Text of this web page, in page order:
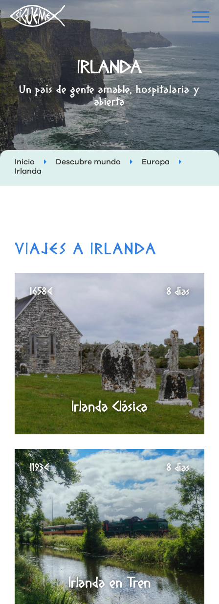
IRLANDA
Un país de gente amable, hospitalaria y
abierta
Inicio Descubre mundo
Europa
Irlanda
VIAJES A IRLANDA
Irlanda Clásica
1658€ 8 días
Irlanda en Tren
1193€ 8 días